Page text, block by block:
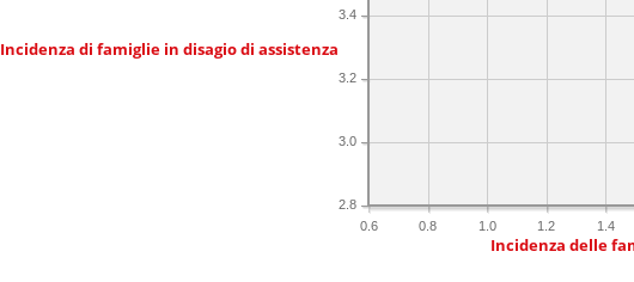
Incidenza di famiglie in disagio di assistenza
0.6 0.8 1.0 1.2 1.4
2.8
3.0
3.2
3.4
Incidenza delle